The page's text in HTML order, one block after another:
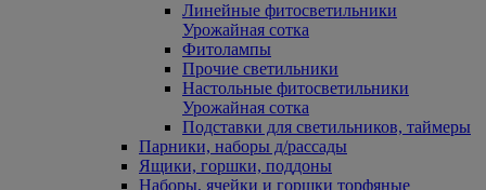
Линейные фитосветильники
Урожайная сотка
Фитолампы
Прочие светильники
Настольные фитосветильники
Урожайная сотка
Подставки для светильников, таймеры
Парники, наборы д/рассады
Ящики, горшки, поддоны
Наборы, ячейки и горшки торфяные